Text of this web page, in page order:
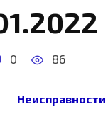
0 86
Неисправности